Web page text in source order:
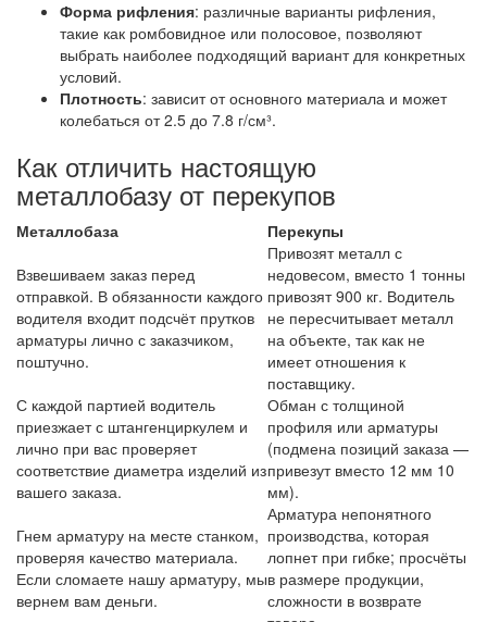
Форма рифления: различные варианты рифления,
такие как ромбовидное или полосовое, позволяют
выбрать наиболее подходящий вариант для конкретных
условий.
Плотность: зависит от основного материала и может
колебаться от 2.5 до 7.8 г/см³.
Как отличить настоящую
металлобазу от перекупов
Металлобаза
Перекупы
Взвешиваем заказ перед
отправкой. В обязанности каждого
водителя входит подсчёт прутков
арматуры лично с заказчиком,
поштучно.
Привозят металл с
недовесом, вместо 1 тонны
привозят 900 кг. Водитель
не пересчитывает металл
на объекте, так как не
имеет отношения к
поставщику.
С каждой партией водитель
приезжает с штангенциркулем и
лично при вас проверяет
соответствие диаметра изделий из
вашего заказа.
Обман с толщиной
профиля или арматуры
(подмена позиций заказа —
привезут вместо 12 мм 10
мм).
Гнем арматуру на месте станком,
проверяя качество материала.
Если сломаете нашу арматуру, мы
вернем вам деньги.
Арматура непонятного
производства, которая
лопнет при гибке; просчёты
в размере продукции,
сложности в возврате